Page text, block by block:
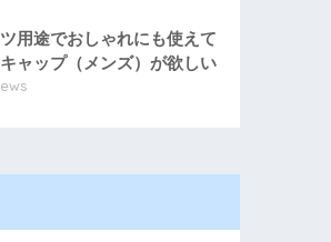
用途でおしゃれにも使えて
ャップ（メンズ）が欲しい